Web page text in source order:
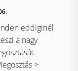
eddiginél
a nagy
>